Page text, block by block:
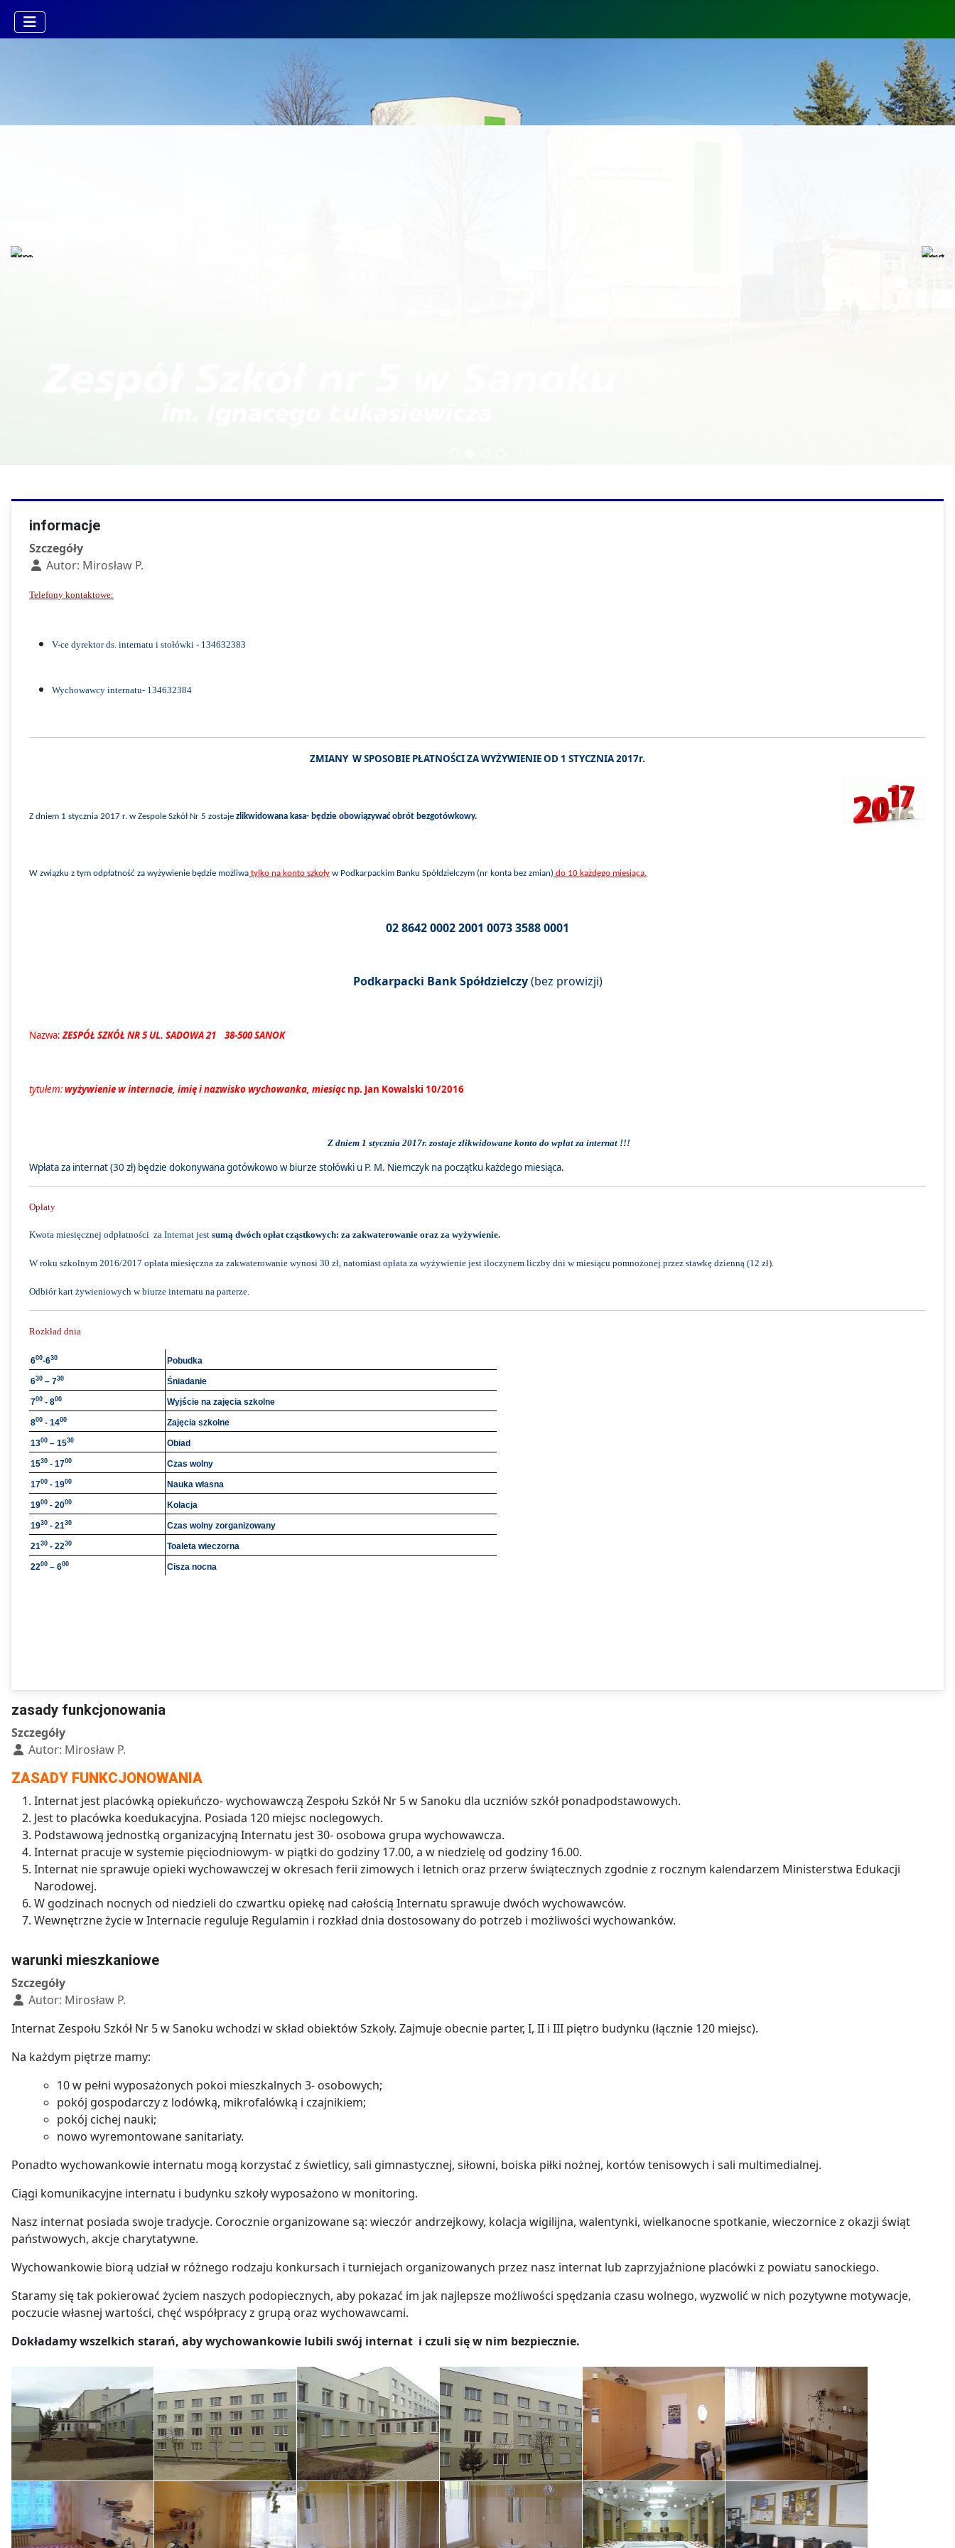
informacje
Szczegóły
Autor: Mirosław P.
Telefony kontaktowe:
V-ce dyrektor ds. internatu i stołówki - 134632383
Wychowawcy internatu- 134632384
ZMIANY W SPOSOBIE PŁATNOŚCI ZA WYŻYWIENIE OD 1 STYCZNIA 2017r.
Z dniem 1 stycznia 2017 r. w Zespole Szkół Nr 5 zostaje zlikwidowana kasa- będzie obowiązywać obrót bezgotówkowy.
W związku z tym odpłatność za wyżywienie będzie możliwa tylko na konto szkoły w Podkarpackim Banku Spółdzielczym (nr konta bez zmian) do 10 każdego miesiąca.
02 8642 0002 2001 0073 3588 0001
Podkarpacki Bank Spółdzielczy(bez prowizji)
Nazwa:ZESPÓŁ SZKÓŁ NR 5 UL. SADOWA 21 38-500 SANOK
tytułem:wyżywienie w internacie, imię i nazwisko wychowanka, miesiącnp. Jan Kowalski 10/2016
Z dniem 1 stycznia 2017r. zostaje zlikwidowane konto do wpłat za internat !!!
Wpłata za internat (30 zł) będzie dokonywana gotówkowo w biurze stołówki u P. M. Niemczyk na początku każdego miesiąca.
Opłaty
Kwota miesięcznej odpłatności za Internat jest sumą dwóch opłat cząstkowych: za zakwaterowanie oraz za wyżywienie.
W roku szkolnym 2016/2017 opłata miesięczna za zakwaterowanie wynosi 30 zł, natomiast opłata za wyżywienie jest iloczynem liczby dni w miesiącu pomnożonej przez stawkę dzienną (12 zł).
Odbiór kart żywieniowych w biurze internatu na parterze.
Rozkład dnia
600-630 Pobudka
630 – 730 Śniadanie
700 - 800 Wyjście na zajęcia szkolne
800 - 1400 Zajęcia szkolne
1300 – 1530 Obiad
1530 - 1700 Czas wolny
1700 - 1900 Nauka własna
1900 - 2000 Kolacja
1930 - 2130 Czas wolny zorganizowany
2130 - 2230 Toaleta wieczorna
2200 – 600 Cisza nocna
zasady funkcjonowania
Szczegóły
Autor: Mirosław P.
ZASADY FUNKCJONOWANIA
Internat jest placówką opiekuńczo- wychowawczą Zespołu Szkół Nr 5 w Sanoku dla uczniów szkół ponadpodstawowych.
Jest to pla­cówka ko­edu­ka­cyjna. Posiada 120 miejsc noc­le­go­wych.
Podstawową jed­nostką or­ga­ni­za­cyjną Internatu jest 30- osobowa grupa wy­cho­waw­cza.
Internat pra­cuje w sys­te­mie pięciodniowym- w piątki do godziny 17.00, a w niedzielę od godziny 16.00.
Internat nie spra­wuje opieki wy­cho­waw­czej w okre­sach fe­rii zi­mo­wych i let­nich oraz przerw świą­tecz­nych zgod­nie z rocz­nym ka­len­da­rzem Ministerstwa Edukacji
Narodowej.
W go­dzi­nach noc­nych od nie­dzieli do czwartku opiekę nad ca­ło­ścią Internatu sprawuje dwóch wy­cho­waw­ców.
Wewnętrzne życie w Internacie reguluje Regulamin i rozkład dnia dostosowany do potrzeb i możliwości wychowanków.
warunki mieszkaniowe
Szczegóły
Autor: Mirosław P.
Internat Zespołu Szkół Nr 5 w Sanoku wchodzi w skład obiektów Szkoły. Zajmuje obecnie parter, I, II i III piętro budynku (łącznie 120 miejsc).
Na każdym piętrze mamy:
10 w pełni wyposażonych pokoi mieszkalnych 3- osobowych;
pokój gospodarczy z lodówką, mikrofalówką i czajnikiem;
pokój cichej nauki;
nowo wyremontowane sanitariaty.
Ponadto wychowankowie internatu mogą korzystać z świetlicy, sali gimnastycznej, siłowni, boiska piłki nożnej, kortów tenisowych i sali multimedialnej.
Ciągi komunikacyjne internatu i budynku szkoły wyposażono w monitoring.
Nasz internat posiada swoje tradycje. Corocznie organizowane są: wieczór andrzejkowy, kolacja wigilijna, walentynki, wielkanocne spotkanie, wieczornice z okazji świąt
państwowych, akcje charytatywne.
Wychowankowie biorą udział w różnego rodzaju konkursach i turniejach organizowanych przez nasz internat lub zaprzyjaźnione placówki z powiatu sanockiego.
Staramy się tak pokierować życiem naszych podopiecznych, aby pokazać im jak najlepsze możliwości spędzania czasu wolnego, wyzwolić w nich pozytywne motywacje,
poczucie własnej wartości, chęć współpracy z grupą oraz wychowawcami.
Dokładamy wszelkich starań, aby wychowankowie lubili swój internat i czuli się w nim bezpiecznie.